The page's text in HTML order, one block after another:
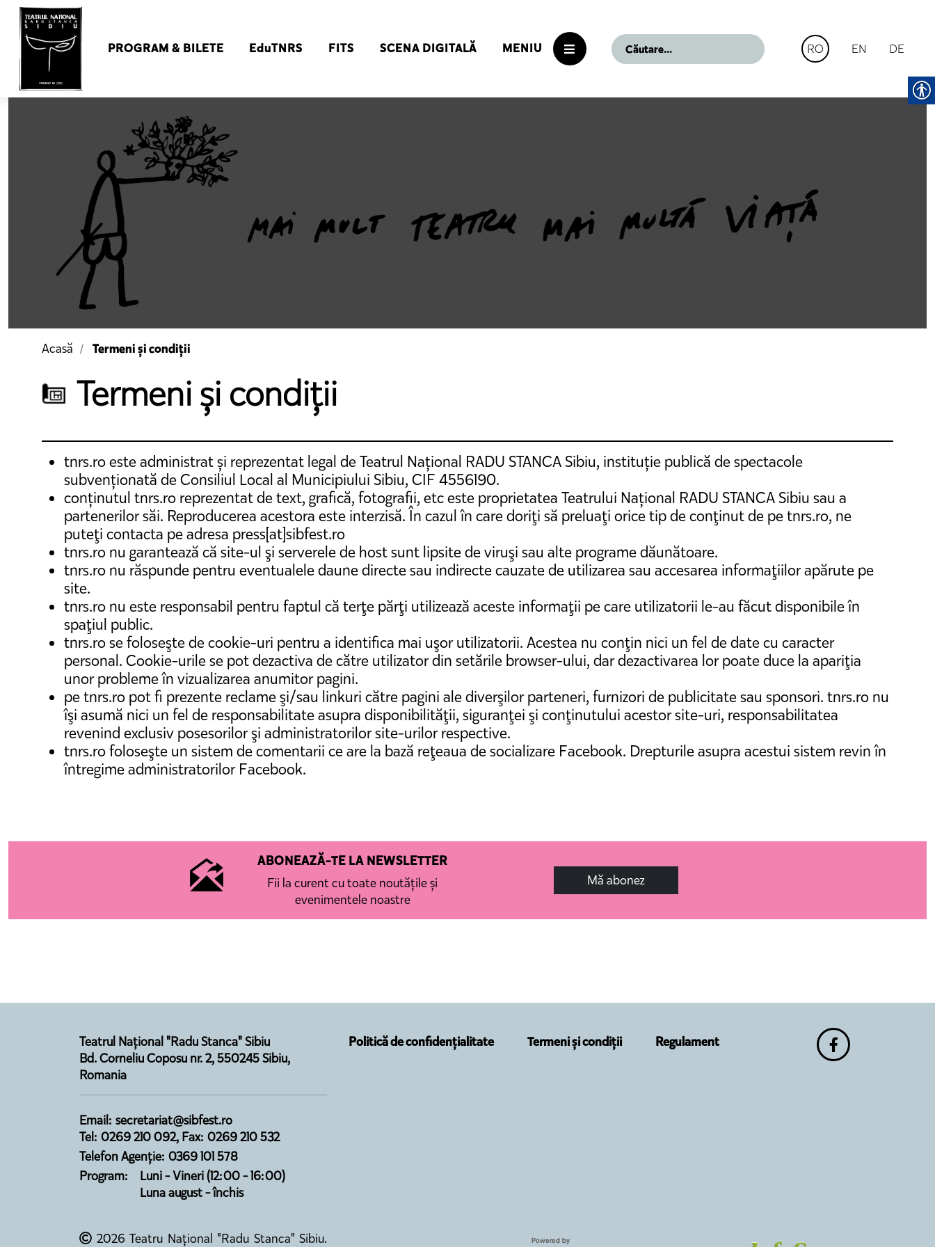
PROGRAM & BILETE EduTNRS FITS SCENA DIGITALĂ MENIU RO EN DE
Acasă Termeni și condiții
Termeni și condiții
tnrs.ro este administrat și reprezentat legal de Teatrul Național RADU STANCA Sibiu, instituție publică de spectacole
subvenționată de Consiliul Local al Municipiului Sibiu, CIF 4556190.
conținutul tnrs.ro reprezentat de text, grafică, fotografii, etc este proprietatea Teatrului Național RADU STANCA Sibiu sau a
partenerilor săi. Reproducerea acestora este interzisă. În cazul în care doriţi să preluaţi orice tip de conţinut de pe tnrs.ro, ne
puteţi contacta pe adresa press[at]sibfest.ro
tnrs.ro nu garantează că site-ul şi serverele de host sunt lipsite de viruşi sau alte programe dăunătoare.
tnrs.ro nu răspunde pentru eventualele daune directe sau indirecte cauzate de utilizarea sau accesarea informaţiilor apărute pe
site.
tnrs.ro nu este responsabil pentru faptul că terţe părţi utilizează aceste informaţii pe care utilizatorii le-au făcut disponibile în
spaţiul public.
tnrs.ro se foloseşte de cookie-uri pentru a identifica mai uşor utilizatorii. Acestea nu conţin nici un fel de date cu caracter
personal. Cookie-urile se pot dezactiva de către utilizator din setările browser-ului, dar dezactivarea lor poate duce la apariţia
unor probleme în vizualizarea anumitor pagini.
pe tnrs.ro pot fi prezente reclame şi/sau linkuri către pagini ale diverşilor parteneri, furnizori de publicitate sau sponsori. tnrs.ro nu
îşi asumă nici un fel de responsabilitate asupra disponibilităţii, siguranţei şi conţinutului acestor site-uri, responsabilitatea
revenind exclusiv posesorilor şi administratorilor site-urilor respective.
tnrs.ro foloseşte un sistem de comentarii ce are la bază reţeaua de socializare Facebook. Drepturile asupra acestui sistem revin în
întregime administratorilor Facebook.
ABONEAZĂ-TE LA NEWSLETTER
Fii la curent cu toate noutățile și
evenimentele noastre
Mă abonez
Teatrul Național "Radu Stanca" Sibiu
Bd. Corneliu Coposu nr. 2, 550245 Sibiu,
Romania
Email: secretariat@sibfest.ro
Tel: 0269 210 092, Fax: 0269 210 532
Telefon Agenție: 0369 101 578
Program:
Luni - Vineri (12:00 - 16:00)
Luna august - închis
Politică de confidențialitate Termeni și condiții Regulament
2026 Teatru Național "Radu Stanca" Sibiu.